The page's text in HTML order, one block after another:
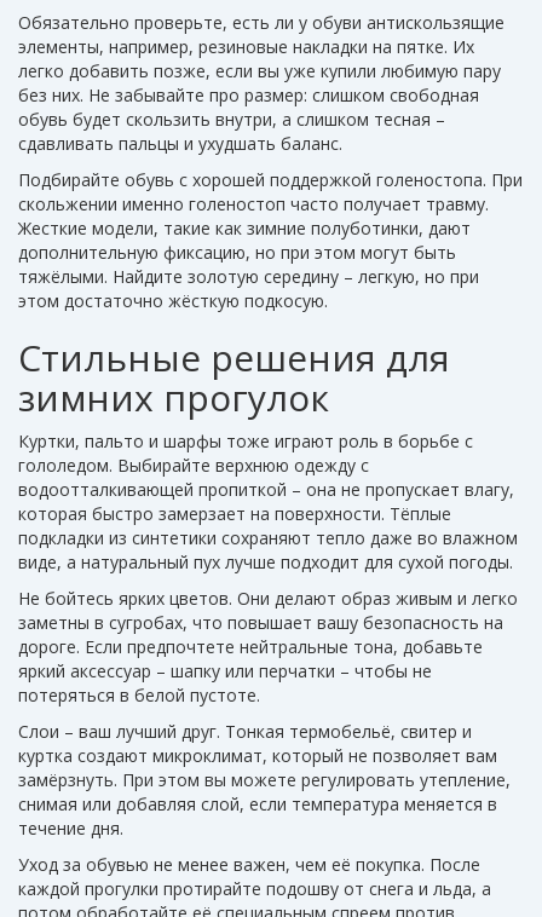
Обязательно проверьте, есть ли у обуви антискользящие
элементы, например, резиновые накладки на пятке. Их
легко добавить позже, если вы уже купили любимую пару
без них. Не забывайте про размер: слишком свободная
обувь будет скользить внутри, а слишком тесная –
сдавливать пальцы и ухудшать баланс.
Подбирайте обувь с хорошей поддержкой голеностопа. При
скольжении именно голеностоп часто получает травму.
Жесткие модели, такие как зимние полуботинки, дают
дополнительную фиксацию, но при этом могут быть
тяжёлыми. Найдите золотую середину – легкую, но при
этом достаточно жёсткую подкосую.
Стильные решения для
зимних прогулок
Куртки, пальто и шарфы тоже играют роль в борьбе с
гололедом. Выбирайте верхнюю одежду с
водоотталкивающей пропиткой – она не пропускает влагу,
которая быстро замерзает на поверхности. Тёплые
подкладки из синтетики сохраняют тепло даже во влажном
виде, а натуральный пух лучше подходит для сухой погоды.
Не бойтесь ярких цветов. Они делают образ живым и легко
заметны в сугробах, что повышает вашу безопасность на
дороге. Если предпочтете нейтральные тона, добавьте
яркий аксессуар – шапку или перчатки – чтобы не
потеряться в белой пустоте.
Слои – ваш лучший друг. Тонкая термобельё, свитер и
куртка создают микроклимат, который не позволяет вам
замёрзнуть. При этом вы можете регулировать утепление,
снимая или добавляя слой, если температура меняется в
течение дня.
Уход за обувью не менее важен, чем её покупка. После
каждой прогулки протирайте подошву от снега и льда, а